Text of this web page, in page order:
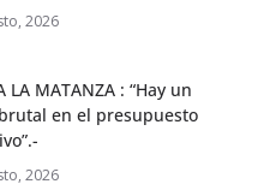
2026
LA MATANZA : “Hay un
en el presupuesto
2026